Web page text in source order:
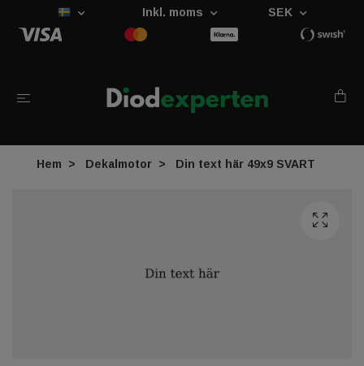
Inkl. moms SEK
Hem Dekalmotor Din text här 49x9 SVART